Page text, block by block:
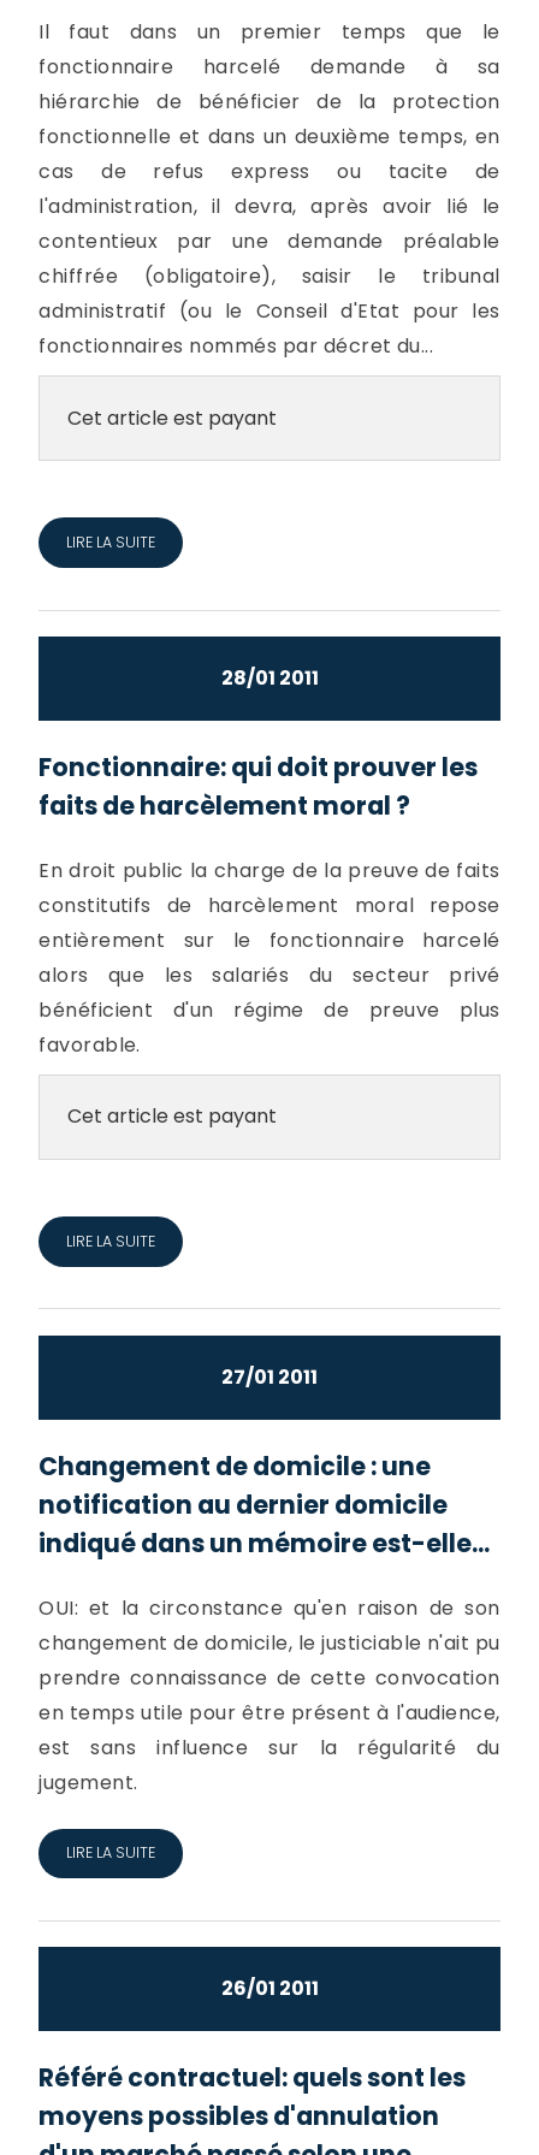
Il faut dans un premier temps que le
fonctionnaire harcelé demande à sa
hiérarchie de bénéficier de la protection
fonctionnelle et dans un deuxième temps, en
cas de refus express ou tacite de
l'administration, il devra, après avoir lié le
contentieux par une demande préalable
chiffrée (obligatoire), saisir le tribunal
administratif (ou le Conseil d'Etat pour les
fonctionnaires nommés par décret du...
Cet article est payant
LIRE LA SUITE
28/01 2011
Fonctionnaire: qui doit prouver les
faits de harcèlement moral ?
En droit public la charge de la preuve de faits
constitutifs de harcèlement moral repose
entièrement sur le fonctionnaire harcelé
alors que les salariés du secteur privé
bénéficient d'un régime de preuve plus
favorable.
Cet article est payant
LIRE LA SUITE
27/01 2011
Changement de domicile : une
notification au dernier domicile
indiqué dans un mémoire est-elle...
OUI: et la circonstance qu'en raison de son
changement de domicile, le justiciable n'ait pu
prendre connaissance de cette convocation
en temps utile pour être présent à l'audience,
est sans influence sur la régularité du
jugement.
LIRE LA SUITE
26/01 2011
Référé contractuel: quels sont les
moyens possibles d'annulation